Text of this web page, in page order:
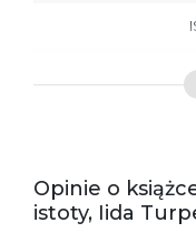
Opinie o
istoty, Iida